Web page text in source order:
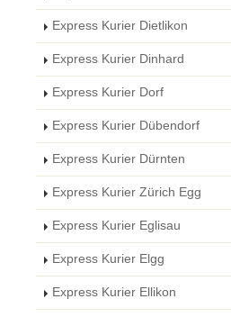
Express Kurier Dietlikon
Express Kurier Dinhard
Express Kurier Dorf
Express Kurier Dübendorf
Express Kurier Dürnten
Express Kurier Zürich Egg
Express Kurier Eglisau
Express Kurier Elgg
Express Kurier Ellikon